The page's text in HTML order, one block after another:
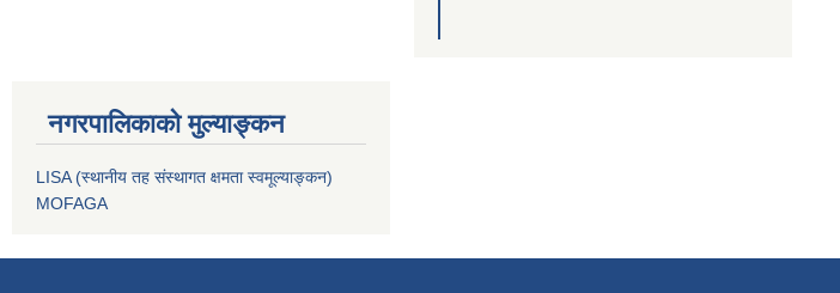
नगरपालिकाको मुल्याङ्कन
LISA (स्थानीय तह संस्थागत क्षमता स्वमूल्याङ्कन)
MOFAGA